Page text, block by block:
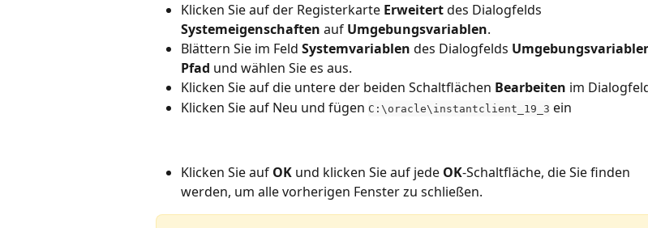
Klicken Sie auf der Registerkarte Erweitert des Dialogfelds
Systemeigenschaften auf Umgebungsvariablen.
Blättern Sie im Feld Systemvariablen des Dialogfelds
Pfad und wählen Sie es aus.
Klicken Sie auf die untere der beiden Schaltflächen Bearbeiten im
Klicken Sie auf Neu und fügen C:\oracle\instantclient_19_3 ein
Klicken Sie auf OK und klicken Sie auf jede OK-Schaltfläche, die Sie finden
werden, um alle vorherigen Fenster zu schließen.